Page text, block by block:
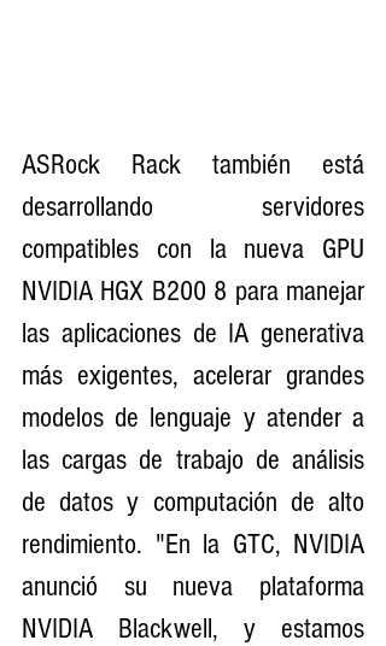
ASRock Rack también está
desarrollando servidores
compatibles con la nueva GPU
NVIDIA HGX B200 8 para manejar
las aplicaciones de IA generativa
más exigentes, acelerar grandes
modelos de lenguaje y atender a
las cargas de trabajo de análisis
de datos y computación de alto
rendimiento. "En la GTC, NVIDIA
anunció su nueva plataforma
NVIDIA Blackwell, y estamos